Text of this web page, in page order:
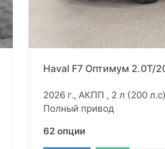
Haval F7 Оптимум 2.0T/
2026 г., АКПП , 2 л (200
Полный привод
62 опции